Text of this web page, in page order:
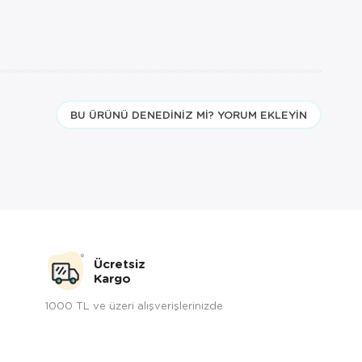
BU ÜRÜNÜ DENEDINIZ MI? YORUM EKLEYIN
Ücretsiz
Kargo
1000 TL ve üzeri alışverişlerinizde